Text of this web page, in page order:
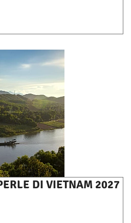
DI VIETNAM 2027